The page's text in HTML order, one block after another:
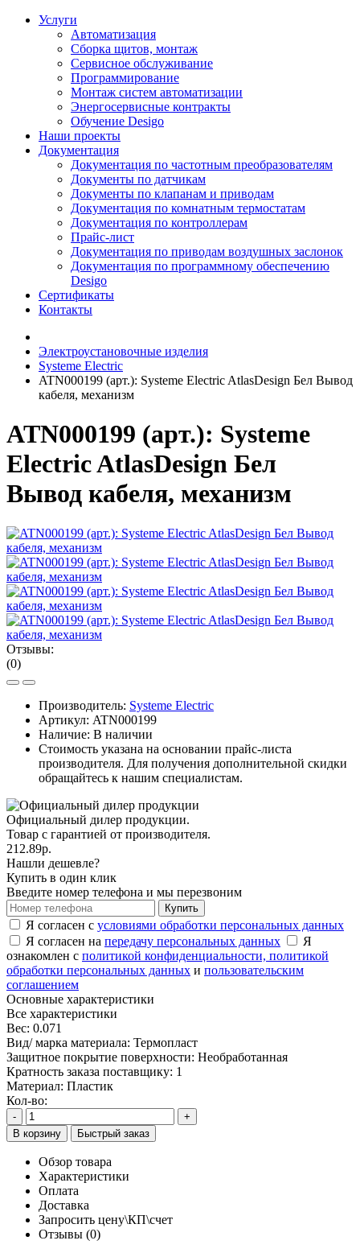
Услуги
Автоматизация
Сборка щитов, монтаж
Сервисное обслуживание
Программирование
Монтаж систем автоматизации
Энергосервисные контракты
Обучение Desigo
Наши проекты
Документация
Документация по частотным преобразователям
Документы по датчикам
Документы по клапанам и приводам
Документация по комнатным термостатам
Документация по контроллерам
Прайс-лист
Документация по приводам воздушных заслонок
Документация по программному обеспечению
Desigo
Сертификаты
Контакты
Электроустановочные изделия
Systeme Electric
ATN000199 (арт.): Systeme Electric AtlasDesign Бел Вывод
кабеля, механизм
ATN000199 (арт.): Systeme
Electric AtlasDesign Бел
Вывод кабеля, механизм
Отзывы:
(0)
Производитель: Systeme Electric
Артикул: ATN000199
Наличие: В наличии
Стоимость указана на основании прайс-листа
производителя. Для получения дополнительной скидки
обращайтесь к нашим специалистам.
Официальный дилер продукции.
Товар с гарантией от производителя.
212.89р.
Нашли дешевле?
Купить в один клик
Введите номер телефона и мы перезвоним
Купить
Я согласен с условиями обработки персональных данных
Я согласен на передачу персональных данных
Я
ознакомлен с политикой конфиденциальности, политикой
обработки персональных данных и пользовательским
соглашением
Основные характеристики
Все характеристики
Вес: 0.071
Вид/ марка материала: Термопласт
Защитное покрытие поверхности: Необработанная
Кратность заказа поставщику: 1
Материал: Пластик
Кол-во:
-
+
В корзину
Быстрый заказ
Обзор товара
Характеристики
Оплата
Доставка
Запросить цену\КП\счет
Отзывы (0)